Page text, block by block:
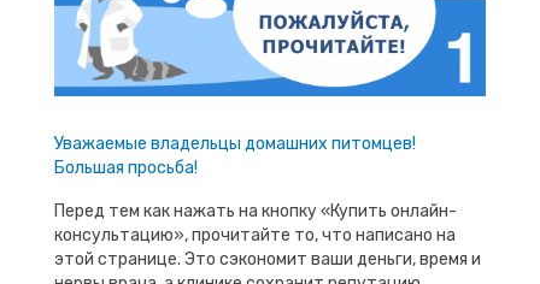
Уважаемые владельцы домашних питомцев!
Большая просьба!
Перед тем как нажать на кнопку «Купить онлайн-
консультацию», прочитайте то, что написано на
этой странице. Это сэкономит ваши деньги, время и